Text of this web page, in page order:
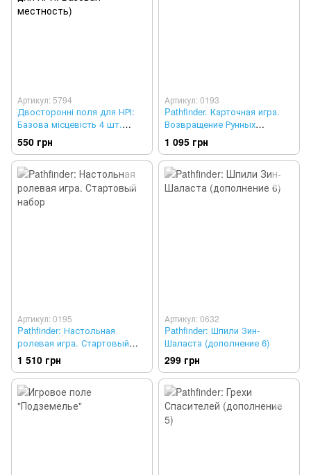
Артикул: 5794
Двосторонні поля для НРІ:
Базова місцевість 4 шт.
(Двусторонние поля для
НРИ: Базовая местность)
550 грн
Артикул: 0193
Pathfinder. Карточная игра.
Возвращение Рунных
Властителей
1 095 грн
Артикул: 0195
Pathfinder: Настольная
ролевая игра. Стартовый
набор
1 510 грн
Артикул: 0632
Pathfinder: Шпили Зин-
Шаласта (дополнение 6)
299 грн